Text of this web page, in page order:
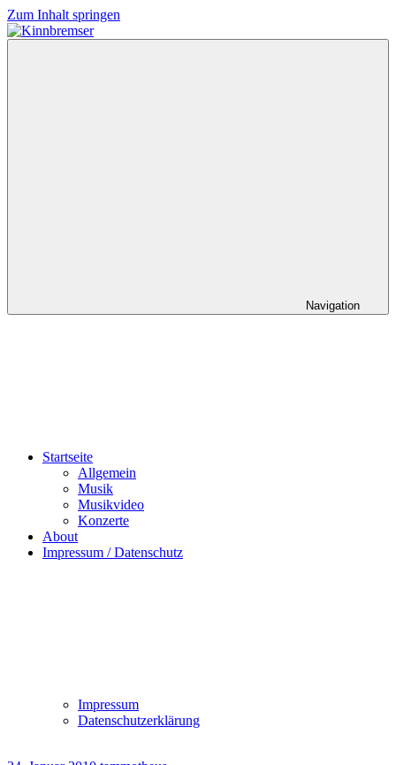
Zum Inhalt springen
Navigation
Startseite
Allgemein
Musik
Musikvideo
Konzerte
About
Impressum / Datenschutz
Impressum
Datenschutzerklärung